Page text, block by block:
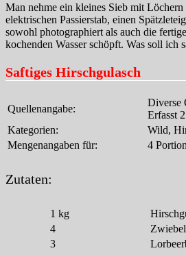
Man nehme ein kleines Sieb mit
elektrischen Passierstab, einen
sowohl photographiert als auch die
kochenden Wasser schöpft. Was soll ich
Saftiges Hirschgulasch
Quellenangabe:
Diverse
Erfasst
Kategorien:
Wild,
Mengenangaben für:
4
Zutaten:
1 kg
4
3